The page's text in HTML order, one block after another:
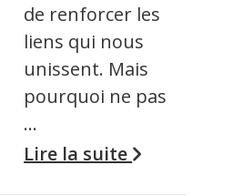
de renforcer les
liens qui nous
unissent. Mais
pourquoi ne pas
…
Lire la suite